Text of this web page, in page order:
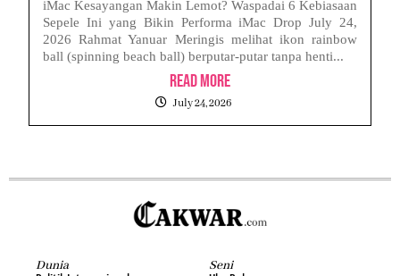
iMac Kesayangan Makin Lemot? Waspadai 6 Kebiasaan
Sepele Ini yang Bikin Performa iMac Drop July 24,
2026 Rahmat Yanuar Meringis melihat ikon rainbow
ball (spinning beach ball) berputar-putar tanpa henti...
Read More
July 24, 2026
Dunia Seni